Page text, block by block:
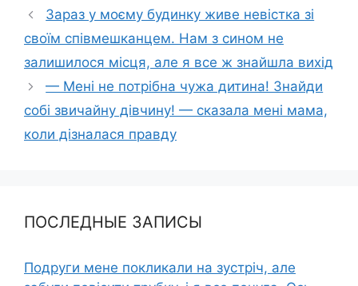
Зараз у моєму будинку живе невістка зі
своїм співмешканцем. Нам з сином не
залишилося місця, але я все ж знайшла вихід
— Мені не потрібна чужа дитина! Знайди
собі звичайну дівчину! — сказала мені мама,
коли дізналася правду
ПОСЛЕДНЫЕ ЗАПИСЫ
Подруги мене покликали на зустріч, але